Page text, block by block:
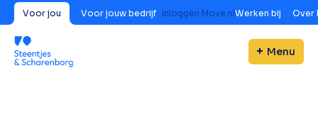
Voor jou Voor jouw bedrijf Inloggen Move.nlWerken bij Over
Menu